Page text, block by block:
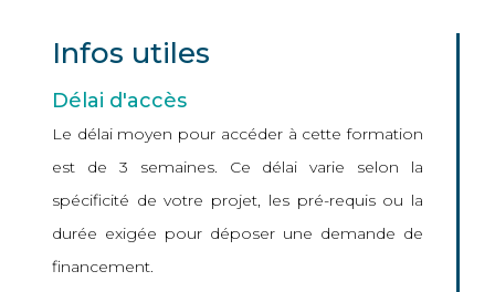
Infos utiles
Délai d'accès
Le délai moyen pour accéder à cette formation
est de 3 semaines. Ce délai varie selon la
spécificité de votre projet, les pré-requis ou la
durée exigée pour déposer une demande de
financement.